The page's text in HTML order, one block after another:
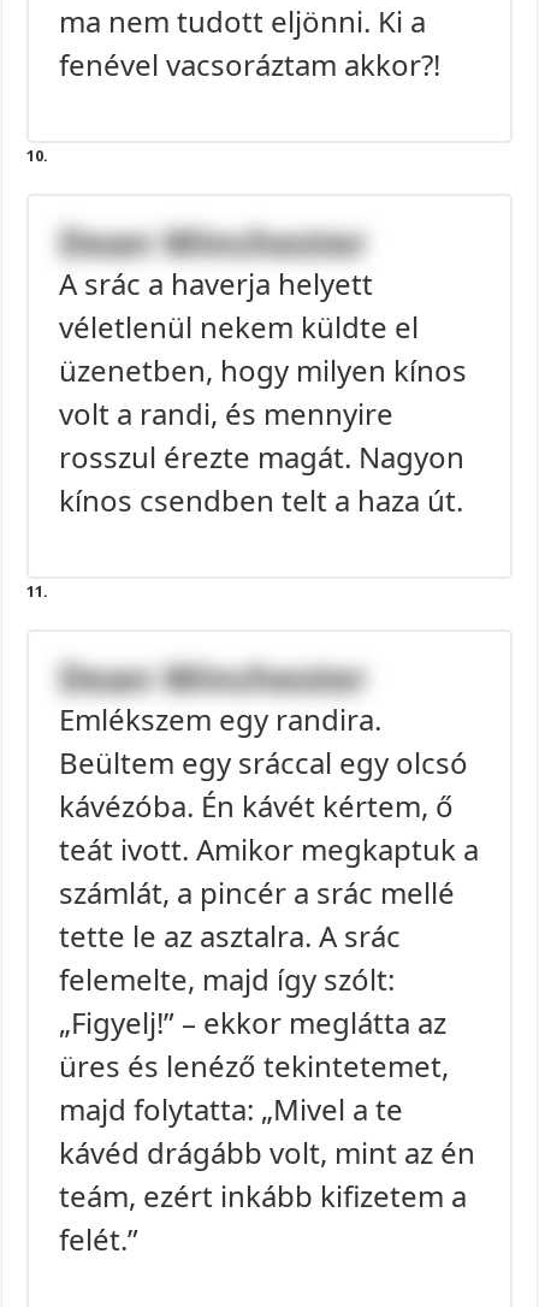
ma nem tudott eljönni. Ki a
fenével vacsoráztam akkor?!
10.
Dean Winchester
A srác a haverja helyett
véletlenül nekem küldte el
üzenetben, hogy milyen kínos
volt a randi, és mennyire
rosszul érezte magát. Nagyon
kínos csendben telt a haza út.
11.
Dean Winchester
Emlékszem egy randira.
Beültem egy sráccal egy olcsó
kávézóba. Én kávét kértem, ő
teát ivott. Amikor megkaptuk a
számlát, a pincér a srác mellé
tette le az asztalra. A srác
felemelte, majd így szólt:
„Figyelj!” – ekkor meglátta az
üres és lenéző tekintetemet,
majd folytatta: „Mivel a te
kávéd drágább volt, mint az én
teám, ezért inkább kifizetem a
felét.”